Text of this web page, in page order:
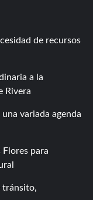
de recursos
a la
Rivera
variada agenda
Flores para
tránsito,